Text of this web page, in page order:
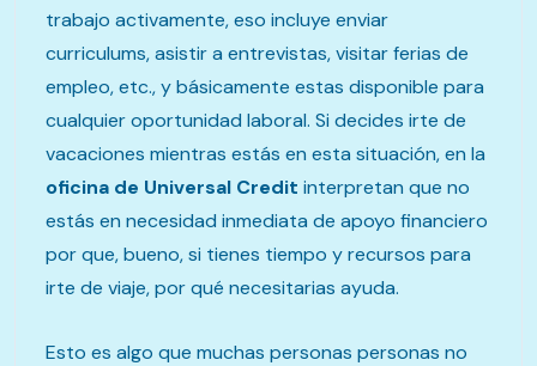
trabajo activamente, eso incluye enviar
curriculums, asistir a entrevistas, visitar ferias de
empleo, etc., y básicamente estas disponible para
cualquier oportunidad laboral. Si decides irte de
vacaciones mientras estás en esta situación, en la
oficina de Universal Credit interpretan que no
estás en necesidad inmediata de apoyo financiero
por que, bueno, si tienes tiempo y recursos para
irte de viaje, por qué necesitarias ayuda.
Esto es algo que muchas personas personas no